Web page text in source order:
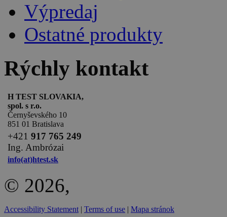
Výpredaj
Ostatné produkty
Rýchly kontakt
H TEST SLOVAKIA,
spol. s r.o.
Černyševského 10
851 01 Bratislava
+421 917 765 249
Ing. Ambrózai
info(at)htest.sk
© 2026,
Accessibility Statement | Terms of use | Mapa stránok